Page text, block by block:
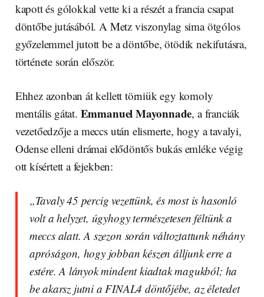
kapott és gólokkal vette ki a részét a francia csapat
döntőbe jutásából. A Metz viszonylag sima ötgólos
győzelemmel jutott be a döntőbe, ötödik nekifutásra,
története során először.
Ehhez azonban át kellett törniük egy komoly
mentális gátat. Emmanuel Mayonnade, a franciák
vezetőedzője a meccs után elismerte, hogy a tavalyi,
Odense elleni drámai elődöntős bukás emléke végig
ott kísértett a fejekben:
„Tavaly 45 percig vezettünk, és most is hasonló
volt a helyzet, úgyhogy természetesen féltünk a
meccs alatt. A szezon során változtattunk néhány
apróságon, hogy jobban készen álljunk erre a
estére. A lányok mindent kiadtak magukból; ha
be akarsz jutni a FINAL4 döntőjébe, az életedet